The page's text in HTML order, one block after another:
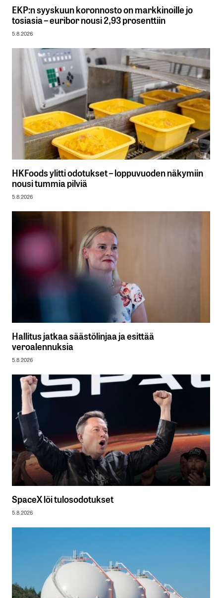
EKP:n syyskuun koronnosto on markkinoille jo
tosiasia – euribor nousi 2,93 prosenttiin
5.8.2026
HKFoods ylitti odotukset – loppuvuoden näkymiin
nousi tummia pilviä
5.8.2026
Hallitus jatkaa säästölinjaa ja esittää
veroalennuksia
5.8.2026
SpaceX löi tulosodotukset
5.8.2026